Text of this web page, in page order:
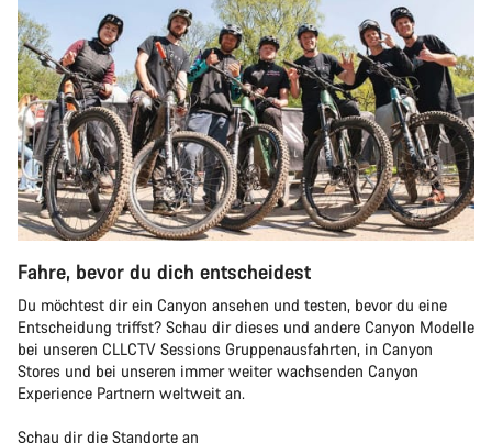
Fahre, bevor du dich entscheidest
Du möchtest dir ein Canyon ansehen und testen, bevor du eine
Entscheidung triffst? Schau dir dieses und andere Canyon Modelle
bei unseren CLLCTV Sessions Gruppenausfahrten, in Canyon
Stores und bei unseren immer weiter wachsenden Canyon
Experience Partnern weltweit an.
Schau dir die Standorte an